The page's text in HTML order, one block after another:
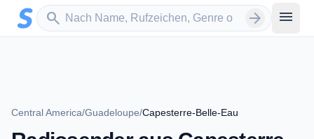
Zum Hauptinhalt springen
search
Sender suchen arrow_forward menu
Central America/Guadeloupe/Capesterre-Belle-Eau